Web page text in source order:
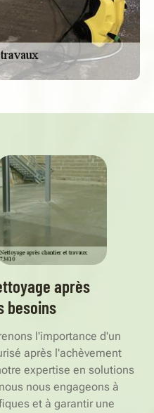
après
besoins
l'importance d'un
après l'achèvement
expertise en solutions
nous engageons à
et à garantir une